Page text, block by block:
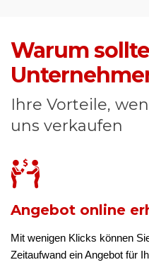
Warum
Ihre Vorteile,
uns verkaufen
Angebot online
Mit wenigen Klicks können
Zeitaufwand ein Angebot für